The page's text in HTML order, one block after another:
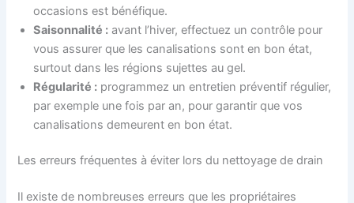
occasions est bénéfique.
Saisonnalité : avant l’hiver, effectuez un contrôle pour
vous assurer que les canalisations sont en bon état,
surtout dans les régions sujettes au gel.
Régularité : programmez un entretien préventif régulier,
par exemple une fois par an, pour garantir que vos
canalisations demeurent en bon état.
Les erreurs fréquentes à éviter lors du nettoyage de drain
Il existe de nombreuses erreurs que les propriétaires